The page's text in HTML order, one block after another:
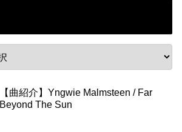
【曲紹介】Yngwie Malmsteen / Far
Beyond The Sun